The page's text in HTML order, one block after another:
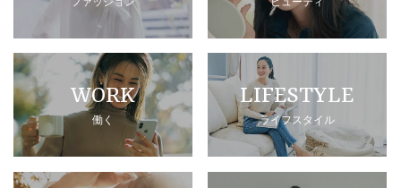
WORK
働く
LIFESTYLE
ライフスタイル